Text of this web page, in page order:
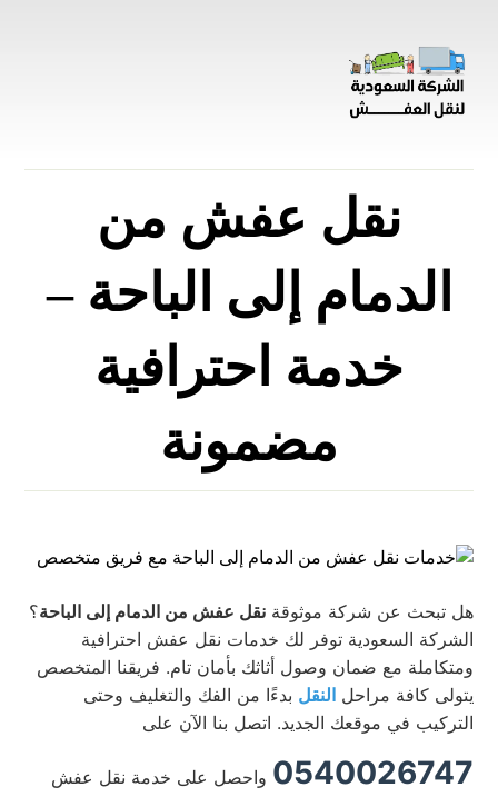
نقل عفش من
الدمام إلى الباحة –
خدمة احترافية
مضمونة
هل تبحث عن شركة موثوقةنقل عفش من الدمام إلى الباحة؟
الشركة السعودية توفر لك خدمات نقل عفش احترافية
ومتكاملة مع ضمان وصول أثاثك بأمان تام. فريقنا المتخصص
يتولى كافة مراحلالنقل بدءًا من الفك والتغليف وحتى
التركيب في موقعك الجديد. اتصل بنا الآن على
0540026747 واحصل على خدمة نقل عفش